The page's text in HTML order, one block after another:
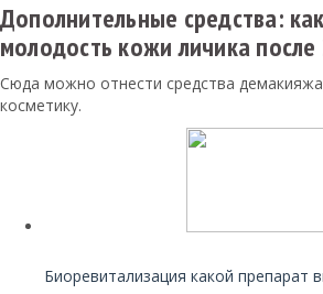
Дополнительные средства:
молодость кожи личика после
Сюда можно отнести средства
косметику.
Биоревитализация какой препарат